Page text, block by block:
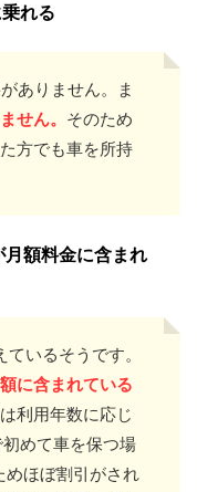
れる
ありません。ま
せん。 そのため
方でも車を所持
額料金に含まれ
いるそうです。
に含まれている
利用年数に応じ
めて車を保つ場
めほぼ割引がされ